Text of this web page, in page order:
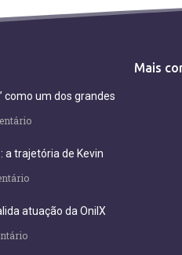
como um dos grandes
a trajetória de Kevin
atuação da OnilX
Mais